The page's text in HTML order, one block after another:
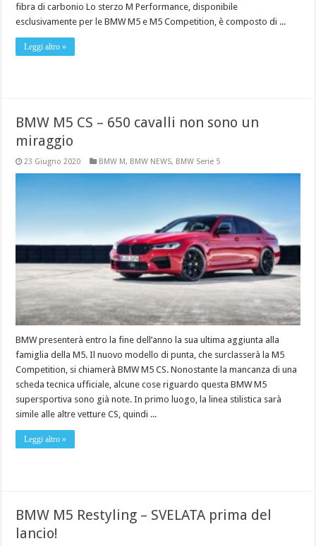
fibra di carbonio Lo sterzo M Performance, disponibile
esclusivamente per le BMW M5 e M5 Competition, è composto di ...
Leggi altro »
BMW M5 CS – 650 cavalli non sono un
miraggio
23 Giugno 2020 BMW M, BMW NEWS, BMW Serie 5
BMW presenterà entro la fine dell’anno la sua ultima aggiunta alla
famiglia della M5. Il nuovo modello di punta, che surclasserà la M5
Competition, si chiamerà BMW M5 CS. Nonostante la mancanza di una
scheda tecnica ufficiale, alcune cose riguardo questa BMW M5
supersportiva sono già note. In primo luogo, la linea stilistica sarà
simile alle altre vetture CS, quindi ...
Leggi altro »
BMW M5 Restyling – SVELATA prima del
lancio!